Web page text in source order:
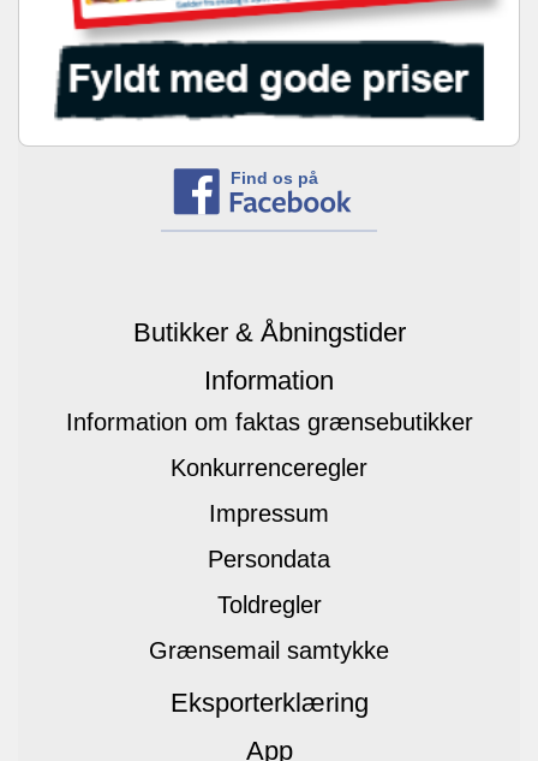
Find os på
Butikker & Åbningstider
Information
Information om faktas grænsebutikker
Konkurrenceregler
Impressum
Persondata
Toldregler
Grænsemail samtykke
Eksporterklæring
App